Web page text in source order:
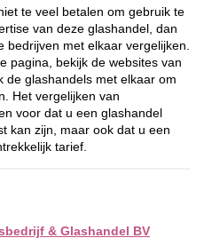
te veel betalen om gebruik te
van deze glashandel, dan
bedrijven met elkaar vergelijken.
pagina, bekijk de websites van
de glashandels met elkaar om
Het vergelijken van
voor dat u een glashandel
kan zijn, maar ook dat u een
tarief.
& Glashandel BV